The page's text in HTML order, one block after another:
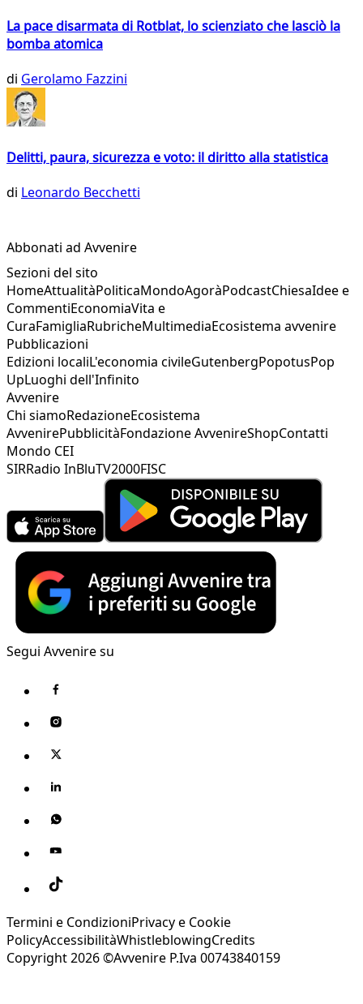
La pace disarmata di Rotblat, lo scienziato che lasciò la
bomba atomica
di Gerolamo Fazzini
Delitti, paura, sicurezza e voto: il diritto alla statistica
di Leonardo Becchetti
Abbonati ad Avvenire
Sezioni del sito
HomeAttualitàPoliticaMondoAgoràPodcastChiesaIdee e
CommentiEconomiaVita e
CuraFamigliaRubricheMultimediaEcosistema avvenire
Pubblicazioni
Edizioni localiL'economia civileGutenbergPopotusPop
UpLuoghi dell'Infinito
Avvenire
Chi siamoRedazioneEcosistema
AvvenirePubblicitàFondazione AvvenireShopContatti
Mondo CEI
SIRRadio InBluTV2000FISC
Segui Avvenire su
Termini e CondizioniPrivacy e Cookie
PolicyAccessibilitàWhistleblowingCredits
Copyright 2026 ©Avvenire P.Iva 00743840159